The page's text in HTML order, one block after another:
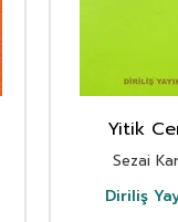
Yitik
Sezai
Diriliş